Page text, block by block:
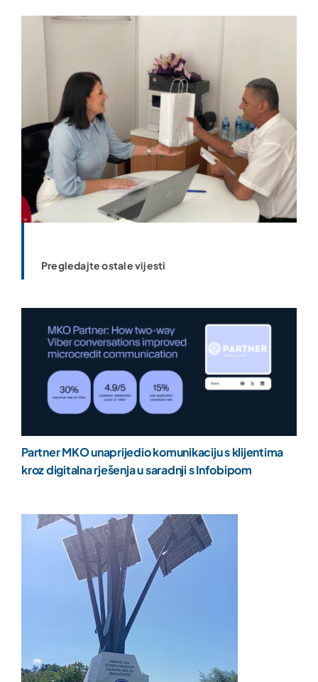
Pregledajte ostale vijesti
Partner MKO unaprijedio komunikaciju s klijentima
kroz digitalna rješenja u saradnji s Infobipom